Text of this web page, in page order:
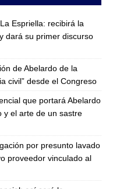
Espriella: recibirá la
dará su primer discurso
de Abelardo de la
civil” desde el Congreso
que portará Abelardo
y el arte de un sastre
por presunto lavado
proveedor vinculado al